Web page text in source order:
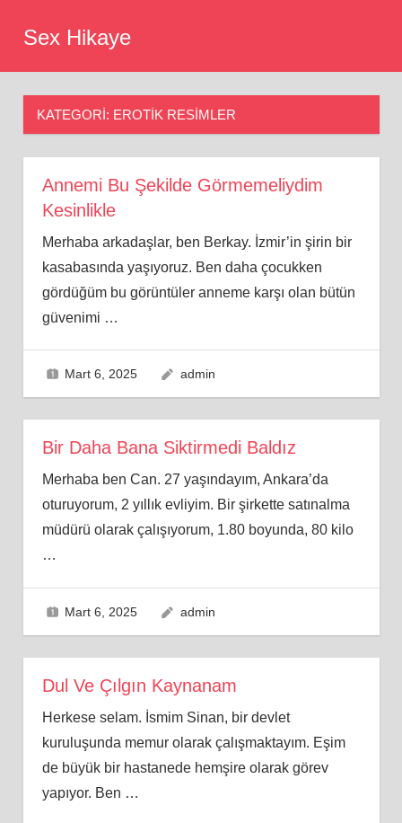
Sex Hikaye
KATEGORI: EROTIK RESIMLER
Annemi Bu Şekilde Görmemeliydim
Kesinlikle
Merhaba arkadaşlar, ben Berkay. İzmir’in şirin bir
kasabasında yaşıyoruz. Ben daha çocukken
gördüğüm bu görüntüler anneme karşı olan bütün
güvenimi …
Mart 6, 2025 admin
Bir Daha Bana Siktirmedi Baldız
Merhaba ben Can. 27 yaşındayım, Ankara’da
oturuyorum, 2 yıllık evliyim. Bir şirkette satınalma
müdürü olarak çalışıyorum, 1.80 boyunda, 80 kilo
…
Mart 6, 2025 admin
Dul Ve Çılgın Kaynanam
Herkese selam. İsmim Sinan, bir devlet
kuruluşunda memur olarak çalışmaktayım. Eşim
de büyük bir hastanede hemşire olarak görev
yapıyor. Ben …